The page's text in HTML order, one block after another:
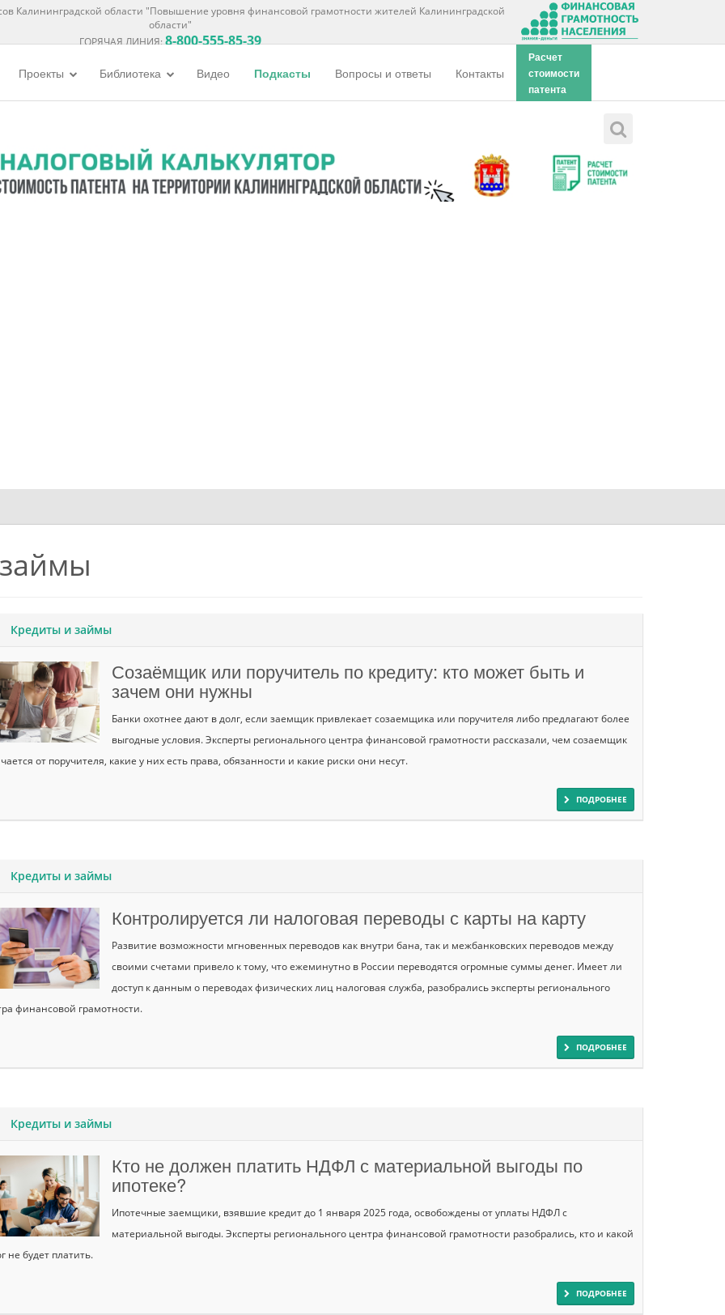
Калининградской области "Повышение уровня финансовой грамотности жителей Калининградской
области"
ГОРЯЧАЯ ЛИНИЯ:8-800-555-85-39
Проекты Библиотека Видео Подкасты Вопросы и ответы Контакты
Расчет
стоимости
патента
Кредиты и займы
Созаёмщик или поручитель по кредиту: кто может быть и
зачем они нужны
Банки охотнее дают в долг, если заемщик привлекает созаемщика или поручителя либо предлагают более
выгодные условия. Эксперты регионального центра финансовой грамотности рассказали, чем созаемщик
от поручителя, какие у них есть права, обязанности и какие риски они несут.
ПОДРОБНЕЕ
Кредиты и займы
Контролируется ли налоговая переводы с карты на карту
Развитие возможности мгновенных переводов как внутри бана, так и межбанковских переводов между
своими счетами привело к тому, что ежеминутно в России переводятся огромные суммы денег. Имеет ли
доступ к данным о переводах физических лиц налоговая служба, разобрались эксперты регионального
финансовой грамотности.
ПОДРОБНЕЕ
Кредиты и займы
Кто не должен платить НДФЛ с материальной выгоды по
ипотеке?
Ипотечные заемщики, взявшие кредит до 1 января 2025 года, освобождены от уплаты НДФЛ с
материальной выгоды. Эксперты регионального центра финансовой грамотности разобрались, кто и какой
не будет платить.
ПОДРОБНЕЕ